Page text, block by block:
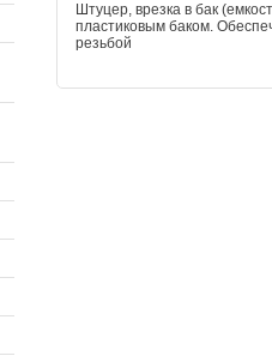
Штуцер, врезка в бак
пластиковым баком.
резьбой